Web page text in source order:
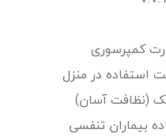
کمپرسوری
استفاده در منزل
(نظافت آسان)
بیماران تنفسی